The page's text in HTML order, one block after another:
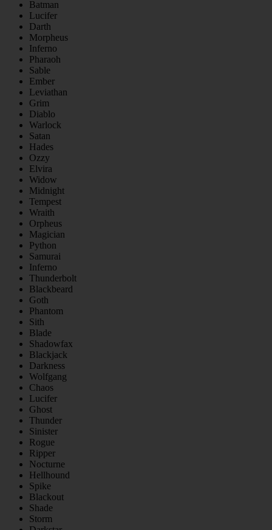
Batman
Lucifer
Darth
Morpheus
Inferno
Pharaoh
Sable
Ember
Leviathan
Grim
Diablo
Warlock
Satan
Hades
Ozzy
Elvira
Widow
Midnight
Tempest
Wraith
Orpheus
Magician
Python
Samurai
Inferno
Thunderbolt
Blackbeard
Goth
Phantom
Sith
Blade
Shadowfax
Blackjack
Darkness
Wolfgang
Chaos
Lucifer
Ghost
Thunder
Sinister
Rogue
Ripper
Nocturne
Hellhound
Spike
Blackout
Shade
Storm